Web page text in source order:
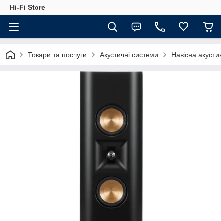
Hi-Fi Store
Товари та послуги Акустичні системи Навісна